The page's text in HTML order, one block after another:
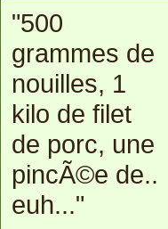
"500
grammes de
nouilles, 1
kilo de filet
de porc, une
pincÃ©e de..
euh..."